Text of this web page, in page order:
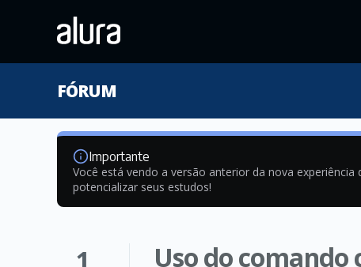
FÓRUM
Importante
Você está vendo a versão anterior da nova
potencializar seus estudos!
Uso do